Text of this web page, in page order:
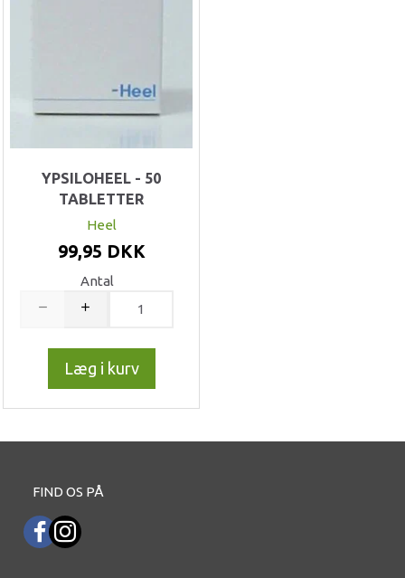
YPSILOHEEL - 50
TABLETTER
Heel
99,95 DKK
Antal
Læg i kurv
FIND OS PÅ